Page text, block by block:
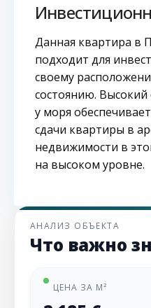
Данная квартира в
подходит для
своему
состоянию. Высокий
у моря
сдачи квартиры в
недвижимости в
на высоком уровне.
АНАЛИЗ ОБЪЕКТА
Что важно
ЦЕНА ЗА М²